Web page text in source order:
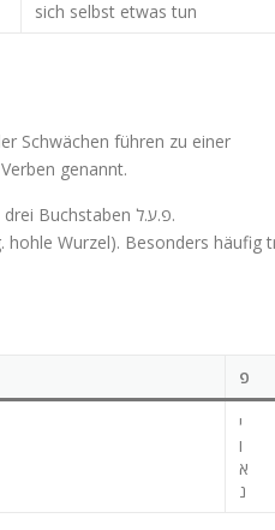
sich selbst etwas tun
Schwächen führen zu einer
genannt.
Um die Position dieser Schwächen oder Stärken aufzuzeigen, verwendet man die drei Buchstaben פ.ע.ל.
פ
י
ו
א
נ